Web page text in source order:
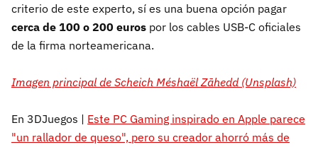
criterio de este experto, sí es una buena opción pagar
cerca de 100 o 200 euros por los cables USB-C oficiales
de la firma norteamericana.
Imagen principal de Scheich Méshaël Zāhedd (Unsplash)
En 3DJuegos | Este PC Gaming inspirado en Apple parece
"un rallador de queso", pero su creador ahorró más de